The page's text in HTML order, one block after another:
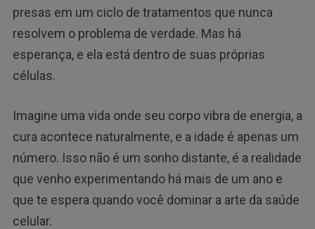
presas em um ciclo de tratamentos que nunca
resolvem o problema de verdade. Mas há
esperança, e ela está dentro de suas próprias
células.
Imagine uma vida onde seu corpo vibra de energia, a
cura acontece naturalmente, e a idade é apenas um
número. Isso não é um sonho distante, é a realidade
que venho experimentando há mais de um ano e
que te espera quando você dominar a arte da saúde
celular.